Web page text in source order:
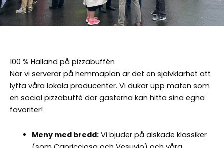
100 % Halland på pizzabuffén
När vi serverar på hemmaplan är det en självklarhet att
lyfta våra lokala producenter. Vi dukar upp maten som
en social pizzabuffé där gästerna kan hitta sina egna
favoriter!
Meny med bredd:Vi bjuder på älskade klassiker